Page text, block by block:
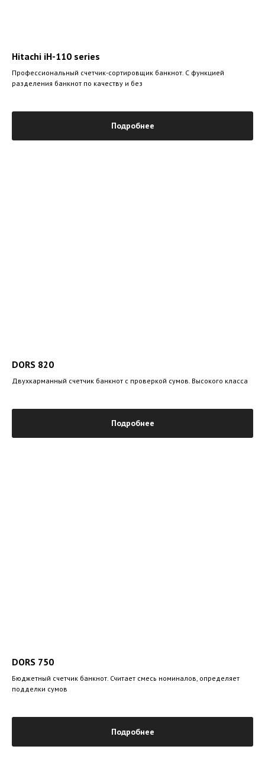
Hitachi iH-110 series
Профессиональный счетчик-сортировщик банкнот. С функцией
разделения банкнот по качеству и без
Подробнее
DORS 820
Двухкарманный счетчик банкнот с проверкой сумов. Высокого класса
Подробнее
DORS 750
Бюджетный счетчик банкнот. Считает смесь номиналов, определяет
подделки сумов
Подробнее